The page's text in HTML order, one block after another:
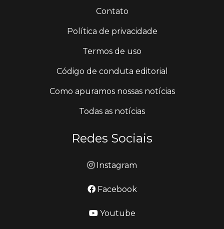
Contato
Política de privacidade
Termos de uso
Código de conduta editorial
Como apuramos nossas notícias
Todas as notícias
Redes Sociais
Instagram
Facebook
Youtube